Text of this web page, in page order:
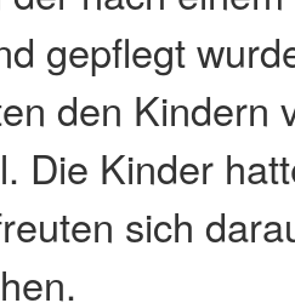
gepflegt
den Kindern
Die Kinder
sich